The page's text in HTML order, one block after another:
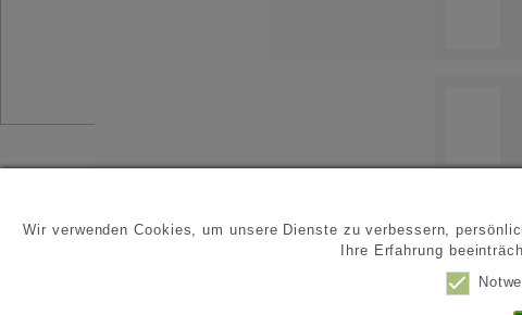
Wir verwenden Cookies, um unsere Dienste zu verbessern,
Ihre Erfahrung